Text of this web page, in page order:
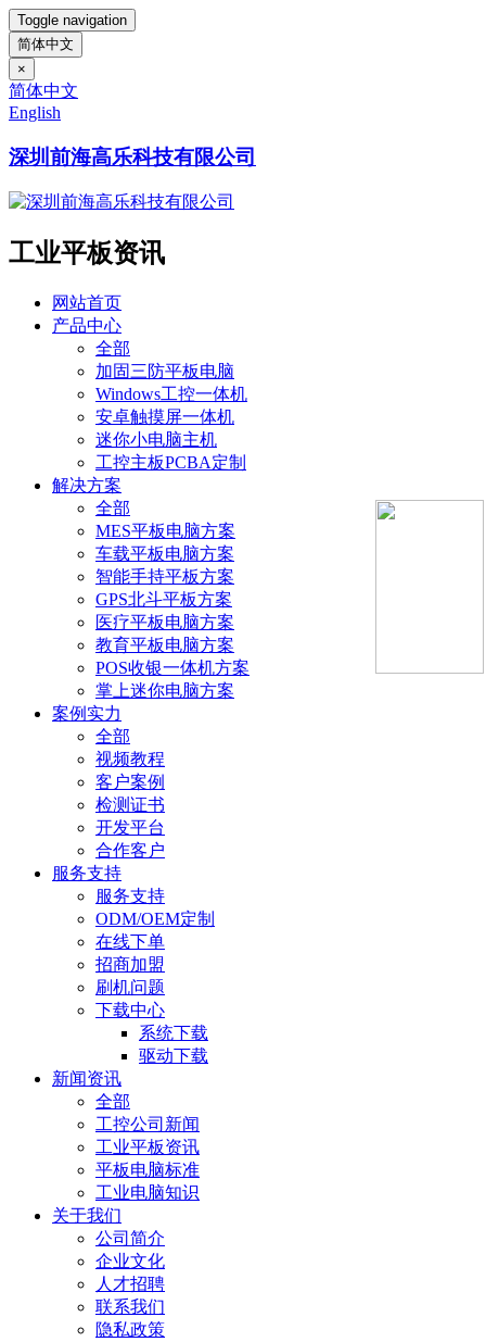
Toggle navigation
简体中文
×
简体中文
English
深圳前海高乐科技有限公司
工业平板资讯
网站首页
产品中心
全部
加固三防平板电脑
Windows工控一体机
安卓触摸屏一体机
迷你小电脑主机
工控主板PCBA定制
解决方案
全部
MES平板电脑方案
车载平板电脑方案
智能手持平板方案
GPS北斗平板方案
医疗平板电脑方案
教育平板电脑方案
POS收银一体机方案
掌上迷你电脑方案
案例实力
全部
视频教程
客户案例
检测证书
开发平台
合作客户
服务支持
服务支持
ODM/OEM定制
在线下单
招商加盟
刷机问题
下载中心
系统下载
驱动下载
新闻资讯
全部
工控公司新闻
工业平板资讯
平板电脑标准
工业电脑知识
关于我们
公司简介
企业文化
人才招聘
联系我们
隐私政策